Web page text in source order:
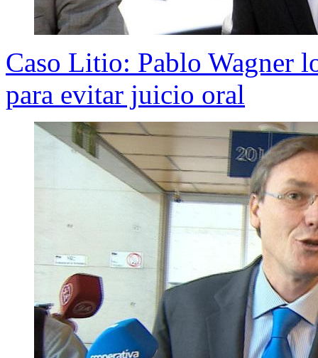
Caso Litio: Pablo Wagner
para evitar juicio oral